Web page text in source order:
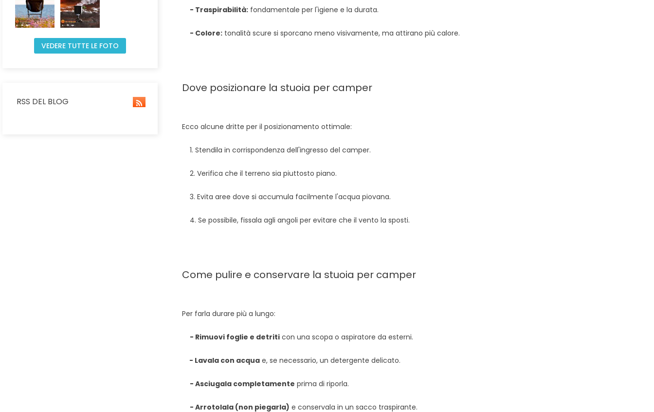
VEDERE TUTTE LE FOTO
RSS DEL BLOG
- Traspirabilità:fondamentale per l'igiene e la durata.
- Colore:tonalità scure si sporcano meno visivamente, ma attirano più calore.
Dove posizionare la stuoia per camper
Ecco alcune dritte per il posizionamento ottimale:
1. Stendila in corrispondenza dell'ingresso del camper.
2. Verifica che il terreno sia piuttosto piano.
3. Evita aree dove si accumula facilmente l'acqua piovana.
4. Se possibile, fissala agli angoli per evitare che il vento la sposti.
Come pulire e conservare la stuoia per camper
Per farla durare più a lungo:
- Rimuovi foglie e detriticon una scopa o aspiratore da esterni.
- Lavala con acquae, se necessario, un detergente delicato.
- Asciugala completamente prima di riporla.
- Arrotolala (non piegarla) e conservala in un sacco traspirante.